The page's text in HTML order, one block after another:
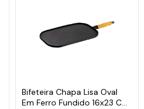
Bifeteira Chapa Lisa Oval
Em Ferro Fundido 16x23 Cm